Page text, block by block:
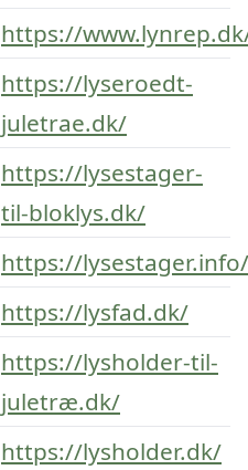
https://
https://lyseroedt-
juletrae.dk/
https://lysestager-
til-bloklys.dk/
https://lysestager.info/
https://lysfad.dk/
https://lysholder-til-
juletræ.dk/
https://lysholder.dk/